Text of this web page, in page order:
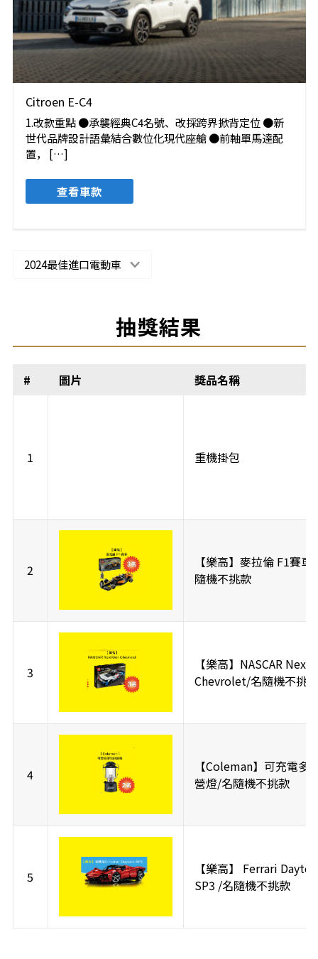
Citroen E-C4
1.改款重點 ●承襲經典C4名號、改採跨界掀背定位 ●新
世代品牌設計語彙結合數位化現代座艙 ●前軸單馬達配
置， […]
查看車款
2024最佳進口電動車
抽獎結果
# 圖片 獎品名稱
1 重機掛包
2
【樂高】麥拉倫 F1賽車
隨機不挑款
3
【樂高】NASCAR Next
Chevrolet/名隨機不挑款
4
【Coleman】可充電多
營燈/名隨機不挑款
5
【樂高】 Ferrari
SP3 /名隨機不挑款